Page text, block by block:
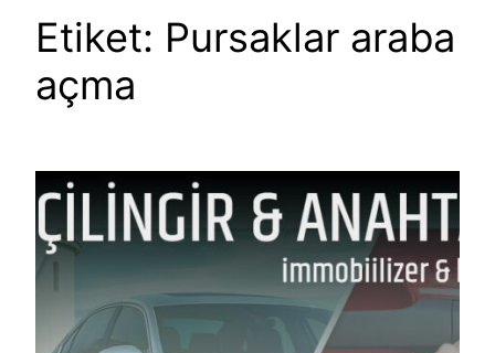
Etiket: Pursaklar araba
açma